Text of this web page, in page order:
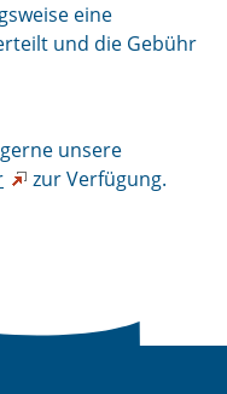
eine
und die Gebühr
unsere
zur Verfügung.